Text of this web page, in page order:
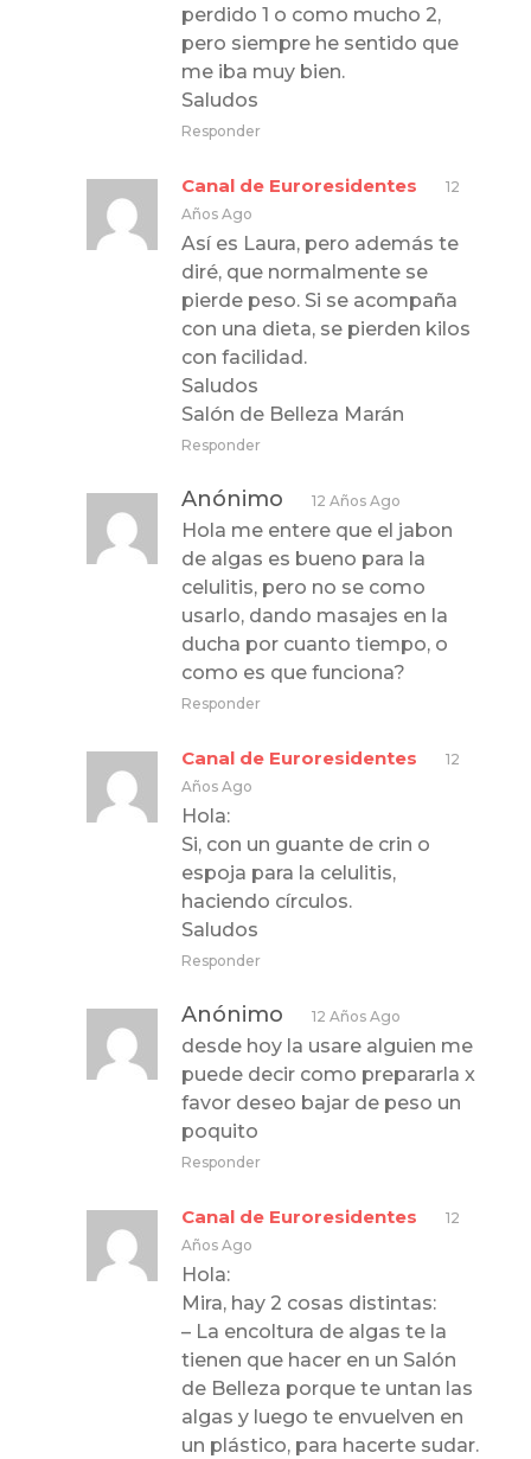
perdido 1 o como mucho 2,
pero siempre he sentido que
me iba muy bien.
Saludos
Responder
Canal de Euroresidentes
12
Años Ago
Así es Laura, pero además te
diré, que normalmente se
pierde peso. Si se acompaña
con una dieta, se pierden kilos
con facilidad.
Saludos
Salón de Belleza Marán
Responder
Anónimo 12 Años Ago
Hola me entere que el jabon
de algas es bueno para la
celulitis, pero no se como
usarlo, dando masajes en la
ducha por cuanto tiempo, o
como es que funciona?
Responder
Canal de Euroresidentes
12
Años Ago
Hola:
Si, con un guante de crin o
espoja para la celulitis,
haciendo círculos.
Saludos
Responder
Anónimo 12 Años Ago
desde hoy la usare alguien me
puede decir como prepararla x
favor deseo bajar de peso un
poquito
Responder
Canal de Euroresidentes
12
Años Ago
Hola:
Mira, hay 2 cosas distintas:
– La encoltura de algas te la
tienen que hacer en un Salón
de Belleza porque te untan las
algas y luego te envuelven en
un plástico, para hacerte sudar.